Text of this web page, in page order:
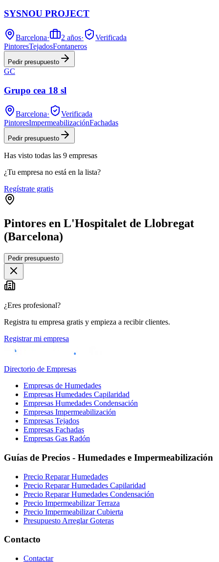
SYSNOU PROJECT
Barcelona· 2 años·
Verificada
PintoresTejadosFontaneros
Pedir presupuesto
GC
Grupo cea 18 sl
Barcelona·
Verificada
PintoresImpermeabilizaciónFachadas
Pedir presupuesto
Has visto todas las 9 empresas
¿Tu empresa no está en la lista?
Regístrate gratis
Pintores en L'Hospitalet de Llobregat
(Barcelona)
+
−
Pedir presupuesto
¿Eres profesional?
Registra tu empresa gratis y empieza a recibir clientes.
Registrar mi empresa
Directorio de Empresas
Empresas de Humedades
Empresas Humedades Capilaridad
Empresas Humedades Condensación
Empresas Impermeabilización
Empresas Tejados
Empresas Fachadas
Empresas Gas Radón
Guías de Precios - Humedades e Impermeabilización
Precio Reparar Humedades
Precio Reparar Humedades Capilaridad
Precio Reparar Humedades Condensación
Precio Impermeabilizar Terraza
Precio Impermeabilizar Cubierta
Presupuesto Arreglar Goteras
Contacto
Contactar